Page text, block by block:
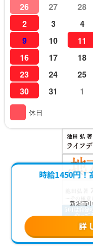
26 27 28
2
3 4
9
10 11
16
17 18
23
24 25
30
31 1
休日
時給1450円！
新潟市
詳